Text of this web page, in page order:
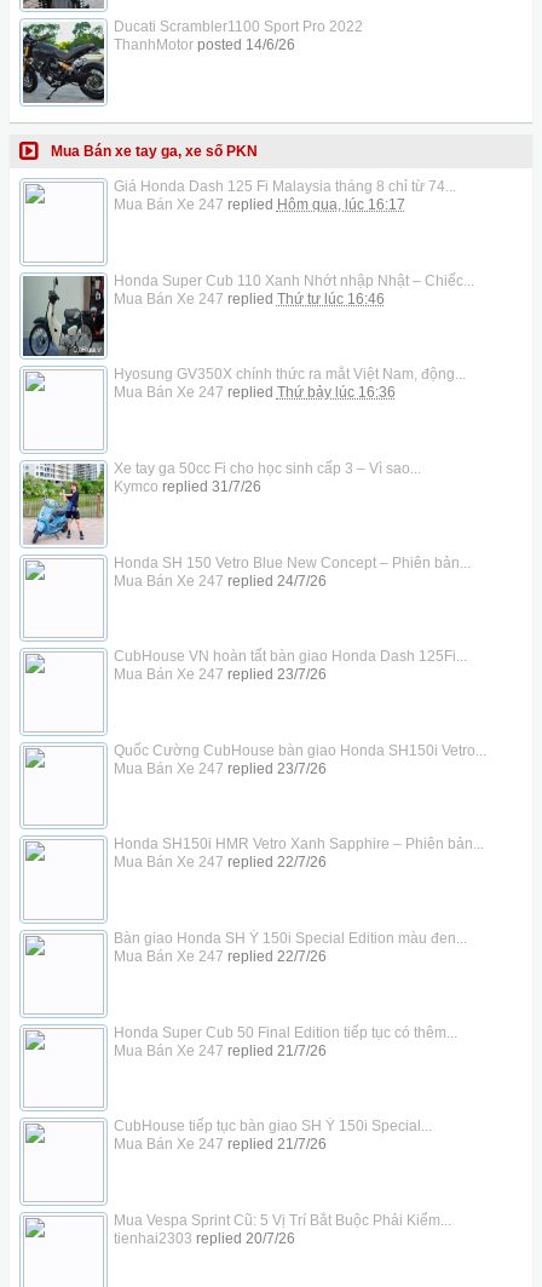
Ducati Scrambler1100 Sport Pro 2022
ThanhMotorposted 14/6/26
Mua Bán xe tay ga, xe số PKN
Giá Honda Dash 125 Fi Malaysia tháng 8 chỉ từ 74...
Mua Bán Xe 247 replied Hôm qua, lúc 16:17
Honda Super Cub 110 Xanh Nhớt nhập Nhật – Chiếc...
Mua Bán Xe 247 replied Thứ tư lúc 16:46
Hyosung GV350X chính thức ra mắt Việt Nam, động...
Mua Bán Xe 247 replied Thứ bảy lúc 16:36
Xe tay ga 50cc Fi cho học sinh cấp 3 – Vì sao...
Kymco replied 31/7/26
Honda SH 150 Vetro Blue New Concept – Phiên bản...
Mua Bán Xe 247 replied 24/7/26
CubHouse VN hoàn tất bàn giao Honda Dash 125Fi...
Mua Bán Xe 247 replied 23/7/26
Quốc Cường CubHouse bàn giao Honda SH150i Vetro...
Mua Bán Xe 247 replied 23/7/26
Honda SH150i HMR Vetro Xanh Sapphire – Phiên bản...
Mua Bán Xe 247 replied 22/7/26
Bàn giao Honda SH Ý 150i Special Edition màu đen...
Mua Bán Xe 247 replied 22/7/26
Honda Super Cub 50 Final Edition tiếp tục có thêm...
Mua Bán Xe 247 replied 21/7/26
CubHouse tiếp tục bàn giao SH Ý 150i Special...
Mua Bán Xe 247 replied 21/7/26
Mua Vespa Sprint Cũ: 5 Vị Trí Bắt Buộc Phải Kiểm...
tienhai2303 replied 20/7/26